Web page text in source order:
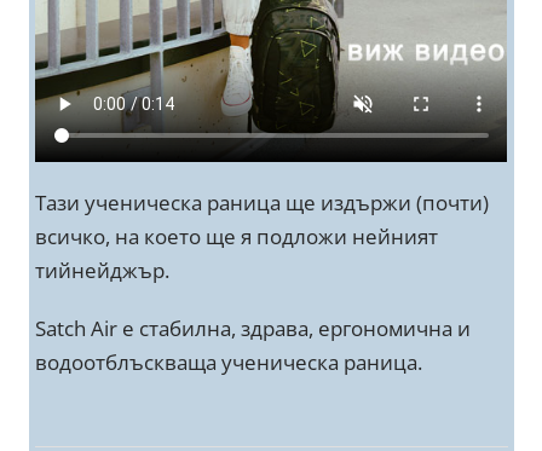
Тази ученическа раница ще издържи (почти)
всичко, на което ще я подложи нейният
тийнейджър.
Satch Air е стабилна, здрава, ергономична и
водоотблъскваща ученическа раница.